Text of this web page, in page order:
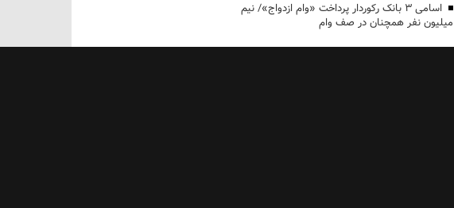
اسامی ۳ بانک رکوردار پرداخت «وام ازدواج»/ نیم
میلیون نفر همچنان در صف وام